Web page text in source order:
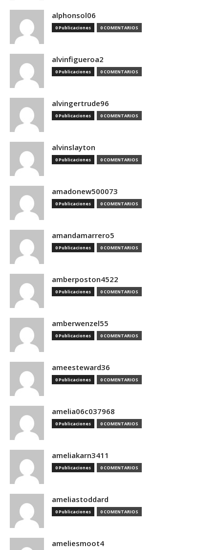
alphonsol06
0 Publicaciones 0 COMENTARIOS
alvinfigueroa2
0 Publicaciones 0 COMENTARIOS
alvingertrude96
0 Publicaciones 0 COMENTARIOS
alvinslayton
0 Publicaciones 0 COMENTARIOS
amadonew500073
0 Publicaciones 0 COMENTARIOS
amandamarrero5
0 Publicaciones 0 COMENTARIOS
amberposton4522
0 Publicaciones 0 COMENTARIOS
amberwenzel55
0 Publicaciones 0 COMENTARIOS
ameesteward36
0 Publicaciones 0 COMENTARIOS
amelia06c037968
0 Publicaciones 0 COMENTARIOS
ameliakarn3411
0 Publicaciones 0 COMENTARIOS
ameliastoddard
0 Publicaciones 0 COMENTARIOS
ameliesmoot4